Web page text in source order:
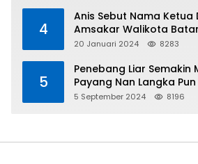
4
Anis Sebut Nama Ketua
Amsakar Walikota
20 Januari 2024 8283
5
Penebang Liar Semakin
Payang Nan Langka
5 September 2024 8196